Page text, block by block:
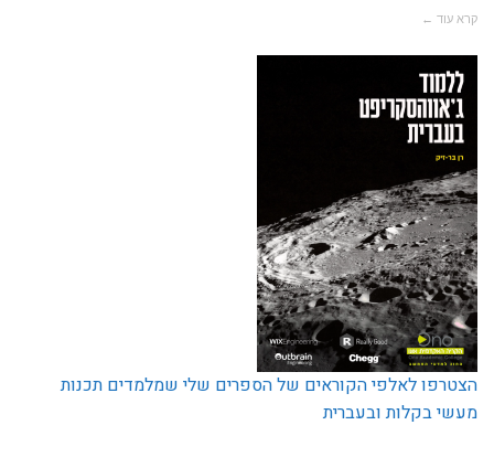
קרא עוד ←
הצטרפו לאלפי הקוראים של הספרים שלי שמלמדים תכנות
מעשי בקלות ובעברית